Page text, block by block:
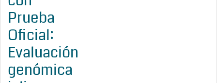
Prueba
Oficial:
Evaluación
genómica